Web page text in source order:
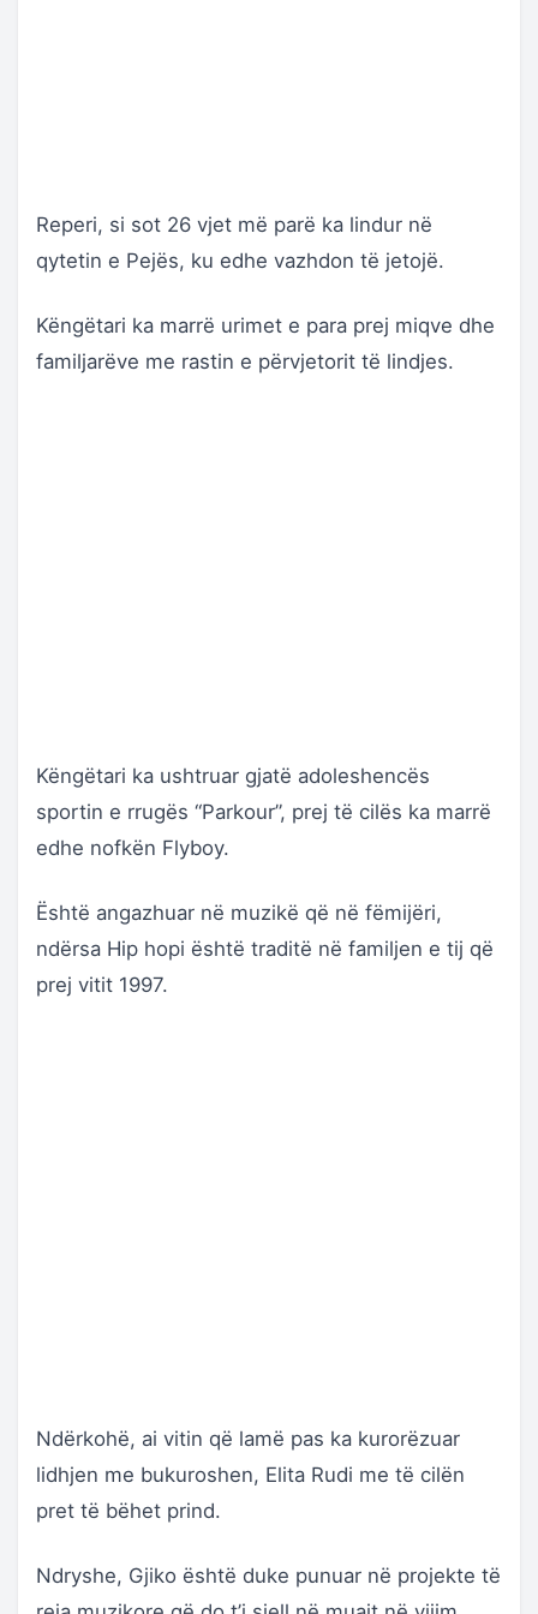
Reperi, si sot 26 vjet më parë ka lindur në
qytetin e Pejës, ku edhe vazhdon të jetojë.
Këngëtari ka marrë urimet e para prej miqve dhe
familjarëve me rastin e përvjetorit të lindjes.
Këngëtari ka ushtruar gjatë adoleshencës
sportin e rrugës “Parkour”, prej të cilës ka marrë
edhe nofkën Flyboy.
Është angazhuar në muzikë që në fëmijëri,
ndërsa Hip hopi është traditë në familjen e tij që
prej vitit 1997.
Ndërkohë, ai vitin që lamë pas ka kurorëzuar
lidhjen me bukuroshen, Elita Rudi me të cilën
pret të bëhet prind.
Ndryshe, Gjiko është duke punuar në projekte të